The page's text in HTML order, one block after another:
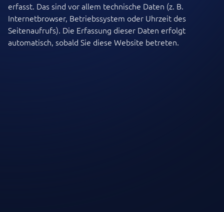
erfasst. Das sind vor allem technische Daten (z. B.
Internetbrowser, Betriebssystem oder Uhrzeit des
Seitenaufrufs). Die Erfassung dieser Daten erfolgt
automatisch, sobald Sie diese Website betreten.